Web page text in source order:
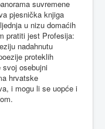
suvremene
pjesnička knjiga
u nizu domaćih
pratiti jest Profesija:
nadahnutu
proteklih
svoj osebujni
hrvatske
i mogu li se uopće i